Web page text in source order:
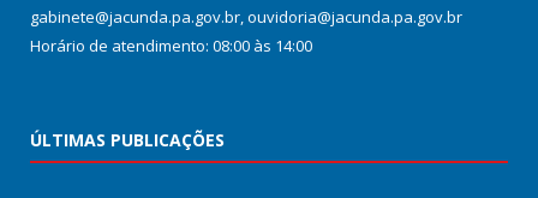
gabinete@jacunda.pa.gov.br, ouvidoria@jacunda.pa.gov.br
Horário de atendimento: 08:00 às 14:00
ÚLTIMAS PUBLICAÇÕES